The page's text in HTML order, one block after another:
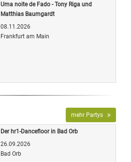
Uma noite de Fado - Tony Riga und
Matthias Baumgardt
08.11.2026
Frankfurt am Main
mehr Partys
Der hr1-Dancefloor in Bad Orb
26.09.2026
Bad Orb